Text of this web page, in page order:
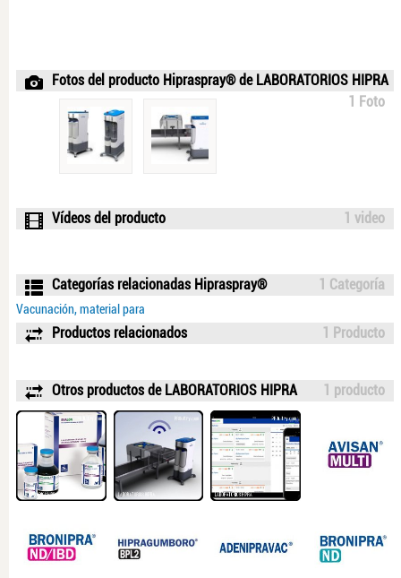
Fotos del producto Hipraspray® de LABORATORIOS HIPRA
1 Foto
Vídeos del producto 1 video
Categorías relacionadas Hipraspray® 1 Categoría
Vacunación, material para
Productos relacionados 1 Producto
Otros productos de LABORATORIOS HIPRA 1 producto